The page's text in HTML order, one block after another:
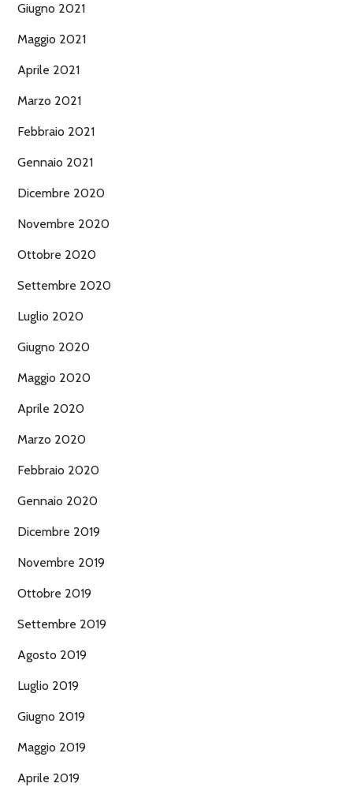
Giugno 2021
Maggio 2021
Aprile 2021
Marzo 2021
Febbraio 2021
Gennaio 2021
Dicembre 2020
Novembre 2020
Ottobre 2020
Settembre 2020
Luglio 2020
Giugno 2020
Maggio 2020
Aprile 2020
Marzo 2020
Febbraio 2020
Gennaio 2020
Dicembre 2019
Novembre 2019
Ottobre 2019
Settembre 2019
Agosto 2019
Luglio 2019
Giugno 2019
Maggio 2019
Aprile 2019